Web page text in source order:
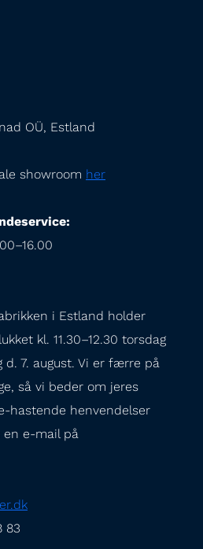
OÜ, Estland
showroom her
i Estland holder
kl. 11.30–12.30 torsdag
d. 7. august. Vi er færre på
så vi beder om jeres
hastende henvendelser
en e-mail på
83